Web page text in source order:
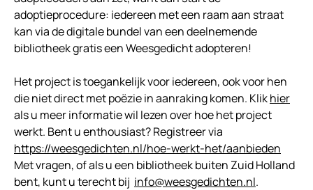
adoptieprocedure: iedereen met een raam aan straat
kan via de digitale bundel van een deelnemende
bibliotheek gratis een Weesgedicht adopteren!
Het project is toegankelijk voor iedereen, ook voor hen
die niet direct met poëzie in aanraking komen. Klikhier
als u meer informatie wil lezen over hoe het project
werkt. Bent u enthousiast? Registreer via
https://weesgedichten.nl/hoe-werkt-het/aanbieden
Met vragen, of als u een bibliotheek buiten Zuid Holland
bent, kunt u terecht bij info@weesgedichten.nl.